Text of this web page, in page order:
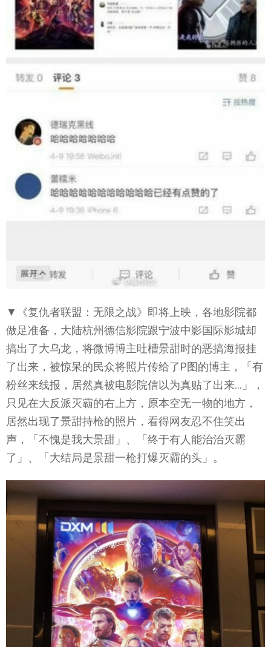
▼《复仇者联盟：无限之战》即将上映，各地影院都
做足准备，大陆杭州德信影院跟宁波中影国际影城却
搞出了大乌龙，将微博博主吐槽景甜时的恶搞海报挂
了出来，被惊呆的民众将照片传给了P图的博主，「有
粉丝来线报，居然真被电影院信以为真贴了出来…」，
只见在大反派灭霸的右上方，原本空无一物的地方，
居然出现了景甜持枪的照片，看得网友忍不住笑出
声，「不愧是我大景甜」、「终于有人能治治灭霸
了」、「大结局是景甜一枪打爆灭霸的头」。